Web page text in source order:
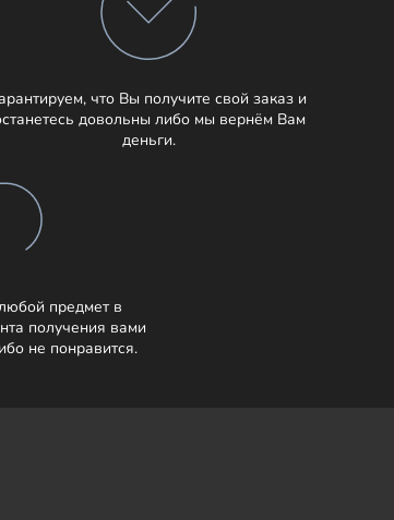
что Вы получите свой заказ и
довольны либо мы вернём Вам
деньги.
предмет в
получения вами
не понравится.